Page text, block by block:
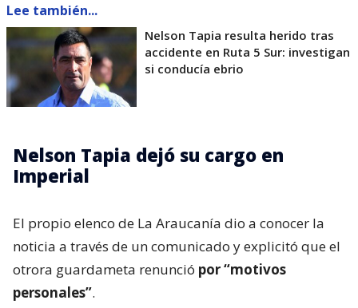
Lee también...
Nelson Tapia resulta herido tras
accidente en Ruta 5 Sur: investigan
si conducía ebrio
Nelson Tapia dejó su cargo en
Imperial
El propio elenco de La Araucanía dio a conocer la
noticia a través de un comunicado y explicitó que el
otrora guardameta renunció por “motivos
personales”.